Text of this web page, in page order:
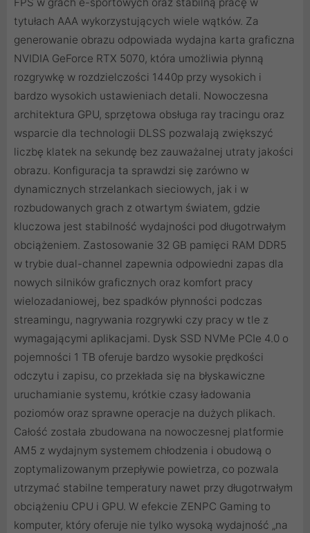
FPS w grach e-sportowych oraz stabilną pracę w
tytułach AAA wykorzystujących wiele wątków. Za
generowanie obrazu odpowiada wydajna karta graficzna
NVIDIA GeForce RTX 5070, która umożliwia płynną
rozgrywkę w rozdzielczości 1440p przy wysokich i
bardzo wysokich ustawieniach detali. Nowoczesna
architektura GPU, sprzętowa obsługa ray tracingu oraz
wsparcie dla technologii DLSS pozwalają zwiększyć
liczbę klatek na sekundę bez zauważalnej utraty jakości
obrazu. Konfiguracja ta sprawdzi się zarówno w
dynamicznych strzelankach sieciowych, jak i w
rozbudowanych grach z otwartym światem, gdzie
kluczowa jest stabilność wydajności pod długotrwałym
obciążeniem. Zastosowanie 32 GB pamięci RAM DDR5
w trybie dual-channel zapewnia odpowiedni zapas dla
nowych silników graficznych oraz komfort pracy
wielozadaniowej, bez spadków płynności podczas
streamingu, nagrywania rozgrywki czy pracy w tle z
wymagającymi aplikacjami. Dysk SSD NVMe PCIe 4.0 o
pojemności 1 TB oferuje bardzo wysokie prędkości
odczytu i zapisu, co przekłada się na błyskawiczne
uruchamianie systemu, krótkie czasy ładowania
poziomów oraz sprawne operacje na dużych plikach.
Całość została zbudowana na nowoczesnej platformie
AM5 z wydajnym systemem chłodzenia i obudową o
zoptymalizowanym przepływie powietrza, co pozwala
utrzymać stabilne temperatury nawet przy długotrwałym
obciążeniu CPU i GPU. W efekcie ZENPC Gaming to
komputer, który oferuje nie tylko wysoką wydajność „na